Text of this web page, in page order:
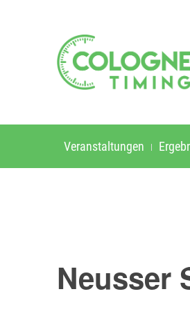
Veranstaltungen
Neusser